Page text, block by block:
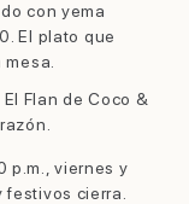
con yema
El plato que
Flan de Coco &
p.m., viernes y
cierra.